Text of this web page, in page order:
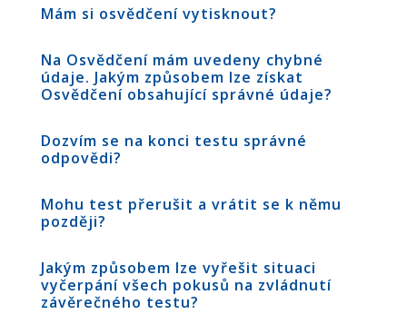
Mám si osvědčení vytisknout?
Na Osvědčení mám uvedeny chybné
údaje. Jakým způsobem lze získat
Osvědčení obsahující správné údaje?
Dozvím se na konci testu správné
odpovědi?
Mohu test přerušit a vrátit se k němu
později?
Jakým způsobem lze vyřešit situaci
vyčerpání všech pokusů na zvládnutí
závěrečného testu?